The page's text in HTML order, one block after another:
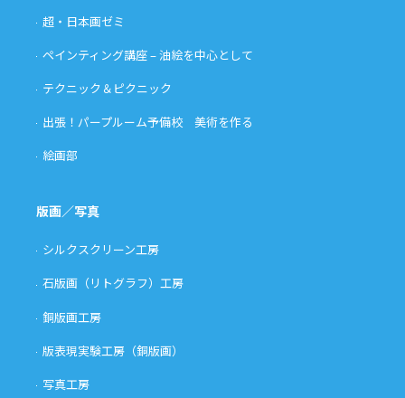
超・日本画ゼミ
ペインティング講座 – 油絵を中心として
テクニック＆ピクニック
出張！パープルーム予備校 美術を作る
絵画部
版画／写真
シルクスクリーン工房
石版画（リトグラフ）工房
銅版画工房
版表現実験工房（銅版画）
写真工房